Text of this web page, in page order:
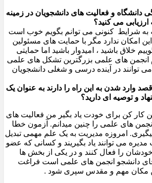
و فعالیت های دانشجویان در زمینه
می کنید؟
به شرایط کنونی می توانم بگویم خوب است
این امکان ندارد مگر با حمایت های مسئولین
خلاق باشید ، امیدوار باشید اما حمایتی
انجمن های علمی بزرگترین تشکل های علمی
توانند در آینده درسی و شغلی دانشجویان
وارد شدن به این راه را دارند به عنوان یک
و توصیه ای دارید؟
کار کن برای خودت یاد بگیر من فعالیت های
های علمی را چنین میدانم. آزمون خطا
امروزه مدیریت به یک علم مهمی تبدیل
می توانند یاد بگیریند و کسانی که عضو
را فعال کنند و در یکی از بخش ها
دانشجو انجمن های علمی است فراغت
مکان مهم و مقدس سپری شود .